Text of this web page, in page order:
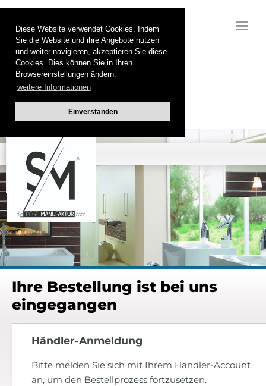
Diese Website verwendet Cookies. Indem
Sie die Website und ihre Angebote nutzen
und weiter navigieren, akzeptieren Sie diese
Cookies. Dies können Sie in Ihren
Browsereinstellungen ändern.
weitere Informationen
Einverstanden
Ihre Bestellung ist bei uns
eingegangen
Händler-Anmeldung
Bitte melden Sie sich mit Ihrem Händler-Account
an, um den Bestellprozess fortzusetzen.